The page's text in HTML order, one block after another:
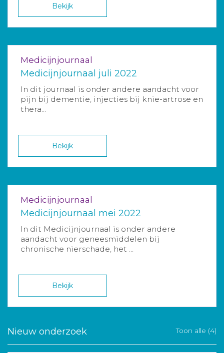
Bekijk
Medicijnjournaal
Medicijnjournaal juli 2022
In dit journaal is onder andere aandacht voor
pijn bij dementie, injecties bij knie-artrose en
thera...
Bekijk
Medicijnjournaal
Medicijnjournaal mei 2022
In dit Medicijnjournaal is onder andere
aandacht voor geneesmiddelen bij
chronische nierschade, het ...
Bekijk
Nieuw onderzoek Toon alle (4)